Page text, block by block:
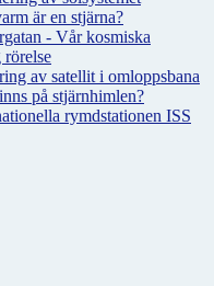
är en stjärna?
- Vår kosmiska
av satellit i omloppsbana
på stjärnhimlen?
rymdstationen ISS